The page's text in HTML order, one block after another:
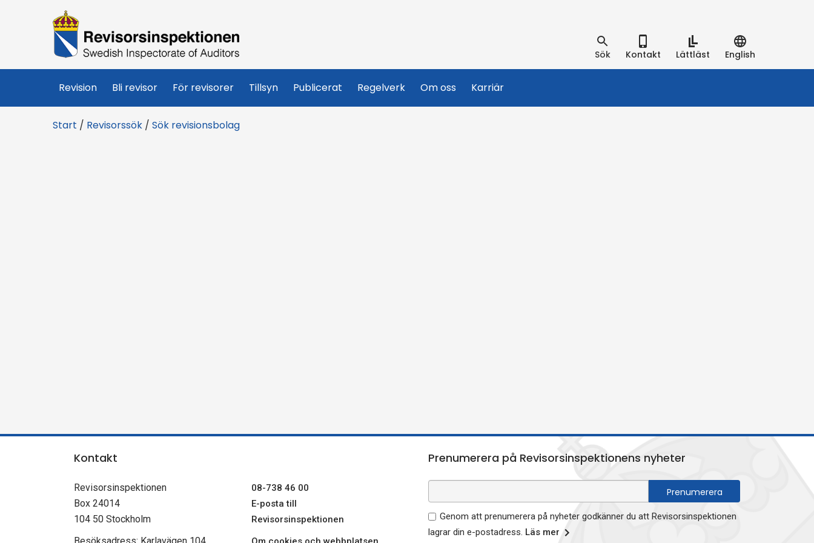
R
e
v
i
Sök Kontakt Lättläst English
Revision Bli revisor För revisorer Tillsyn Publicerat Regelverk Om oss Karriär
Start / Revisorssök / Sök revisionsbolag
Kontakt
Revisorsinspektionen
Box 24014
104 50 Stockholm
08-738 46 00
E-posta till
Revisorsinspektionen
Prenumerera på Revisorsinspektionens nyheter
Genom att prenumerera på nyheter godkänner du att Revisorsinspektionen
lagrar din e-postadress. Läs mer